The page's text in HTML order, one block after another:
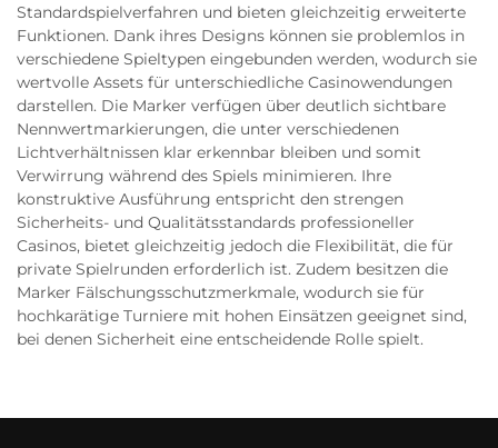
Standardspielverfahren und bieten gleichzeitig erweiterte
Funktionen. Dank ihres Designs können sie problemlos in
verschiedene Spieltypen eingebunden werden, wodurch sie
wertvolle Assets für unterschiedliche Casinowendungen
darstellen. Die Marker verfügen über deutlich sichtbare
Nennwertmarkierungen, die unter verschiedenen
Lichtverhältnissen klar erkennbar bleiben und somit
Verwirrung während des Spiels minimieren. Ihre
konstruktive Ausführung entspricht den strengen
Sicherheits- und Qualitätsstandards professioneller
Casinos, bietet gleichzeitig jedoch die Flexibilität, die für
private Spielrunden erforderlich ist. Zudem besitzen die
Marker Fälschungsschutzmerkmale, wodurch sie für
hochkarätige Turniere mit hohen Einsätzen geeignet sind,
bei denen Sicherheit eine entscheidende Rolle spielt.